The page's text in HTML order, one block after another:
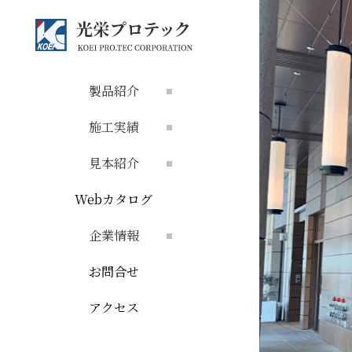
製品紹介
施工実績
見本紹介
Webカタログ
企業情報
お問合せ
アクセス